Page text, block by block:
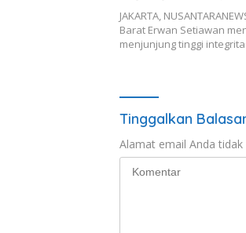
JAKARTA,
Barat Erwan Setiawan
menjunjung tinggi
Tinggalkan
Alamat email Anda tidak